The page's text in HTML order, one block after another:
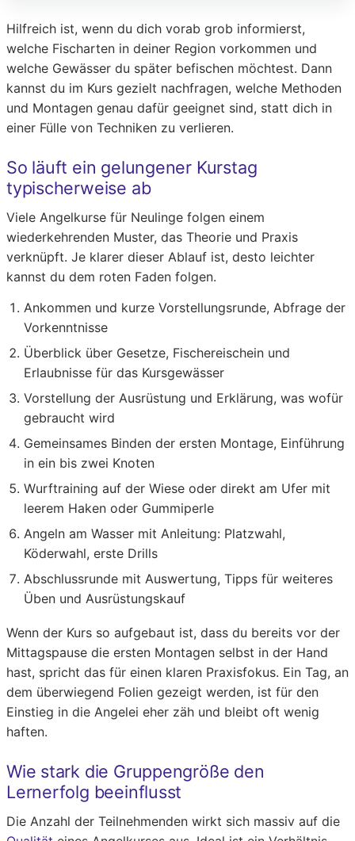
Hilfreich ist, wenn du dich vorab grob informierst,
welche Fischarten in deiner Region vorkommen und
welche Gewässer du später befischen möchtest. Dann
kannst du im Kurs gezielt nachfragen, welche Methoden
und Montagen genau dafür geeignet sind, statt dich in
einer Fülle von Techniken zu verlieren.
So läuft ein gelungener Kurstag
typischerweise ab
Viele Angelkurse für Neulinge folgen einem
wiederkehrenden Muster, das Theorie und Praxis
verknüpft. Je klarer dieser Ablauf ist, desto leichter
kannst du dem roten Faden folgen.
Ankommen und kurze Vorstellungsrunde, Abfrage der
Vorkenntnisse
Überblick über Gesetze, Fischereischein und
Erlaubnisse für das Kursgewässer
Vorstellung der Ausrüstung und Erklärung, was wofür
gebraucht wird
Gemeinsames Binden der ersten Montage, Einführung
in ein bis zwei Knoten
Wurftraining auf der Wiese oder direkt am Ufer mit
leerem Haken oder Gummiperle
Angeln am Wasser mit Anleitung: Platzwahl,
Köderwahl, erste Drills
Abschlussrunde mit Auswertung, Tipps für weiteres
Üben und Ausrüstungskauf
Wenn der Kurs so aufgebaut ist, dass du bereits vor der
Mittagspause die ersten Montagen selbst in der Hand
hast, spricht das für einen klaren Praxisfokus. Ein Tag, an
dem überwiegend Folien gezeigt werden, ist für den
Einstieg in die Angelei eher zäh und bleibt oft wenig
haften.
Wie stark die Gruppengröße den
Lernerfolg beeinflusst
Die Anzahl der Teilnehmenden wirkt sich massiv auf die